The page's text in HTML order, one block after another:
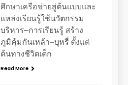
ศึกษาเครือข่ายสู่ต้นแบบและ
แหล่งเรียนรู้ใช้นวัตกรรม
บริหาร–การเรียนรู้ สร้าง
ภูมิคุ้มกันเหล้า–บุหรี่ ตั้งแต่
ต้นทางชีวิตเด็ก
Read More